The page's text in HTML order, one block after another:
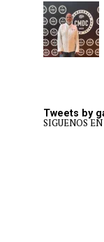
Tweets by
SIGUENOS